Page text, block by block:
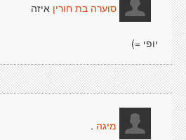
סוערה בת חורין איזה
יופי =)
מיגה .